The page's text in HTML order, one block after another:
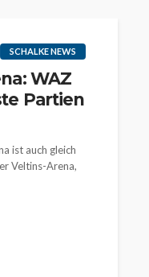
SCHALKE NEWS
WAZ
Partien
ist auch gleich
Veltins-Arena,